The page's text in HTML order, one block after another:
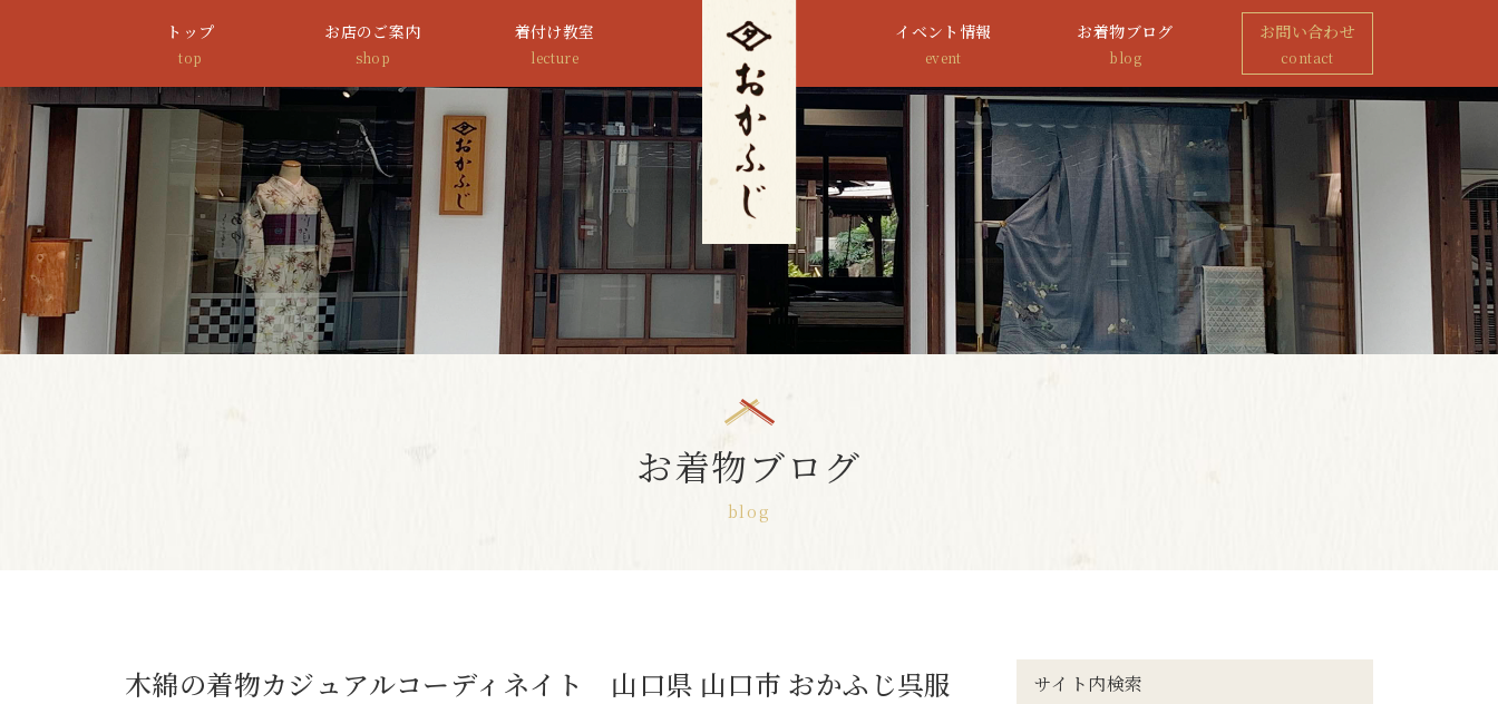
トップ
top
お店のご案内
shop
着付け教室
lecture
イベント情報
event
お着物ブログ
blog
お問い合わせ
contact
お着物ブログ
blog
木綿の着物カジュアルコーディネイト 山口県 山口市 おかふじ呉服
サイト内検索